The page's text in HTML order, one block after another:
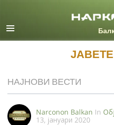
НАЈНОВИ ВЕСТИ
Narconon Balkan In
13, јануари 2020